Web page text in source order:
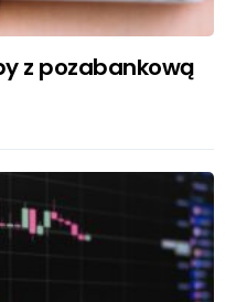
z pozabankową